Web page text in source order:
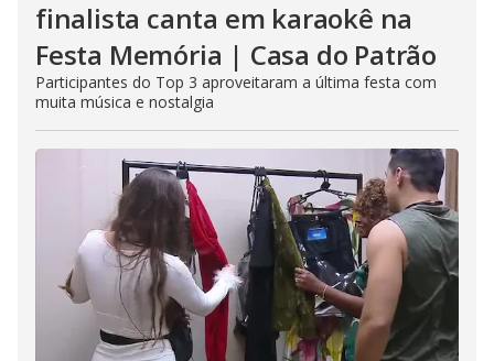
finalista canta em karaokê na
Festa Memória | Casa do Patrão
Participantes do Top 3 aproveitaram a última festa com
muita música e nostalgia